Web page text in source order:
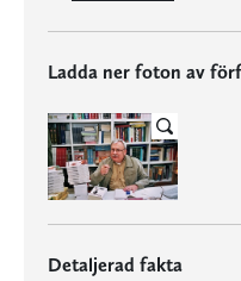
Ladda ner foton av
Detaljerad fakta